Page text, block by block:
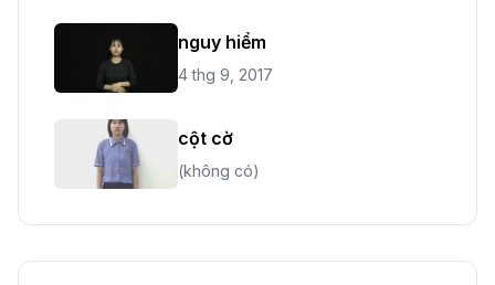
nguy hiểm
4 thg 9, 2017
cột cờ
(không có)